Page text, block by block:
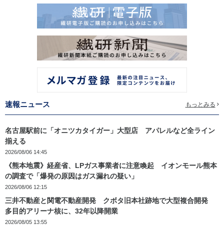
速報ニュース もっとみる
名古屋駅前に「オニツカタイガー」大型店 アパレルなど全ライン
揃える
2026/08/06 14:45
《熊本地震》経産省、LPガス事業者に注意喚起 イオンモール熊本
の調査で「爆発の原因はガス漏れの疑い」
2026/08/06 12:15
三井不動産と関電不動産開発 クボタ旧本社跡地で大型複合開発
多目的アリーナ核に、32年以降開業
2026/08/05 13:55